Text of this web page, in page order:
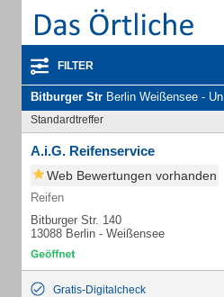
FILTER
Bitburger Str Berlin Weißensee - Unternehmen und Personen
Standardtreffer
A.i.G. Reifenservice
Web Bewertungen vorhanden
Reifen
Bitburger Str. 140
13088 Berlin - Weißensee
Gratis-Digitalcheck